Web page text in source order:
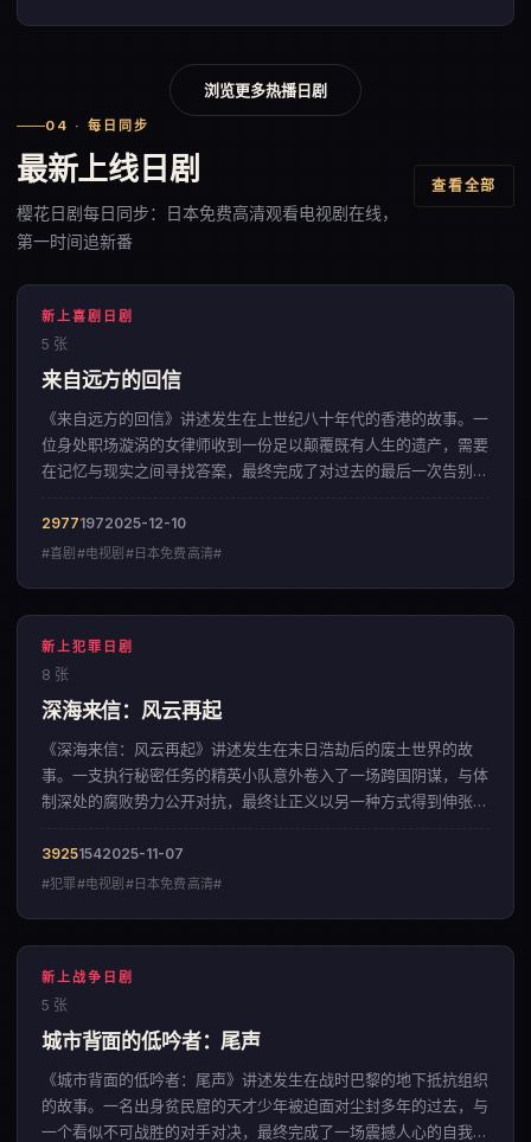
浏览更多热播日剧
04 · 每日同步
最新上线日剧
樱花日剧每日同步：日本免费高清观看电视剧在线，
第一时间追新番
查看全部
新上喜剧日剧
5 张
来自远方的回信
《来自远方的回信》讲述发生在上世纪八十年代的香港的故事。一
位身处职场漩涡的女律师收到一份足以颠覆既有人生的遗产，需要
在记忆与现实之间寻找答案，最终完成了对过去的最后一次告别。
29771972025-12-10
#喜剧#电视剧#日本免费高清#
新上犯罪日剧
8 张
深海来信：风云再起
《深海来信：风云再起》讲述发生在末日浩劫后的废土世界的故
事。一支执行秘密任务的精英小队意外卷入了一场跨国阴谋，与体
制深处的腐败势力公开对抗，最终让正义以另一种方式得到伸张。
作。
39251542025-11-07
#犯罪#电视剧#日本免费高清#
新上战争日剧
5 张
城市背面的低吟者：尾声
《城市背面的低吟者：尾声》讲述发生在战时巴黎的地下抵抗组织
的故事。一名出身贫民窟的天才少年被迫面对尘封多年的过去，与
一个看似不可战胜的对手对决，最终完成了一场震撼人心的自我救